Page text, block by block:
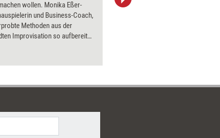
wollen. Monika Eßer-
und Business-Coach,
Methoden aus der
Improvisation so aufbereitet,
und
aktualisierte Neufassung ihres
ergänzt.
jd-photodesign – adobe.stock.com